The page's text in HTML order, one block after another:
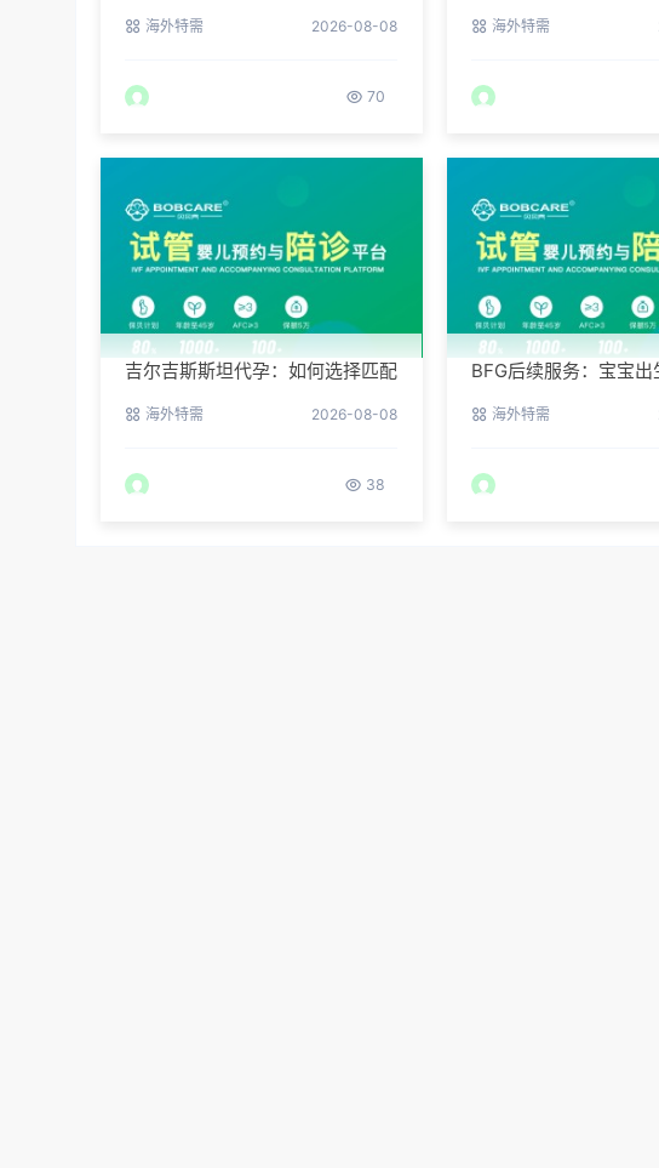
海外特需 2026-08-08
70
海外特需
吉尔吉斯斯坦代孕：如何选择匹配
海外特需 2026-08-08
38
BFG后续服务：宝宝出
海外特需